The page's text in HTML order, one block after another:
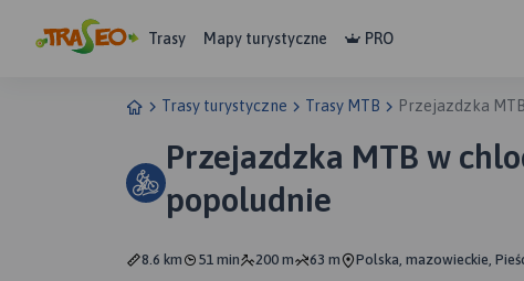
Trasy Mapy turystyczne PRO
Trasy turystyczne Trasy MTB Przejazdzka
Przejazdzka MTB w
popoludnie
8.6 km 51 min 200 m 63 m Polska, mazowieckie,